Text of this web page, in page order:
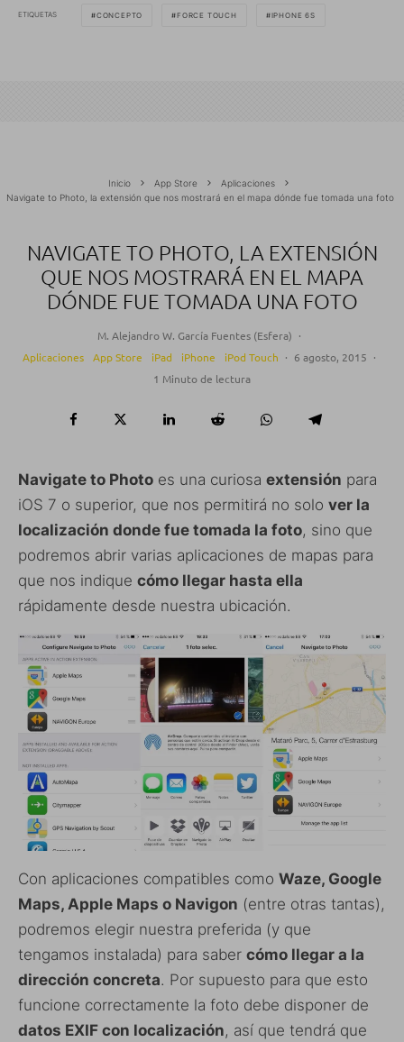
ETIQUETAS CONCEPTO FORCE TOUCH IPHONE 6S
Inicio App Store
Aplicaciones
Navigate to Photo, la extensión que nos mostrará en el mapa dónde fue tomada una foto
NAVIGATE TO PHOTO, LA EXTENSIÓN
QUE NOS MOSTRARÁ EN EL MAPA
DÓNDE FUE TOMADA UNA FOTO
M. Alejandro W. García Fuentes (Esfera) ·
Aplicaciones
App Store iPad iPhone iPod Touch · 6 agosto, 2015 ·
1 Minuto de lectura
Navigate to Photo es una curiosa extensión para
iOS 7 o superior, que nos permitirá no solo ver la
localización donde fue tomada la foto, sino que
podremos abrir varias aplicaciones de mapas para
que nos indique cómo llegar hasta ella
rápidamente desde nuestra ubicación.
Con aplicaciones compatibles como Waze, Google
Maps, Apple Maps o Navigon (entre otras tantas),
podremos elegir nuestra preferida (y que
tengamos instalada) para saber cómo llegar a la
dirección concreta. Por supuesto para que esto
funcione correctamente la foto debe disponer de
datos EXIF con localización, así que tendrá que